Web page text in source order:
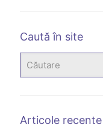
Caută în site
Articole recente